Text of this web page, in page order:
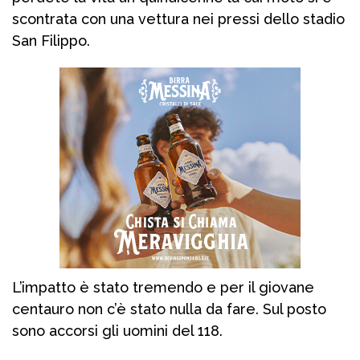
scontrata con una vettura nei pressi dello stadio
San Filippo.
L’impatto è stato tremendo e per il giovane
centauro non c’è stato nulla da fare. Sul posto
sono accorsi gli uomini del 118.